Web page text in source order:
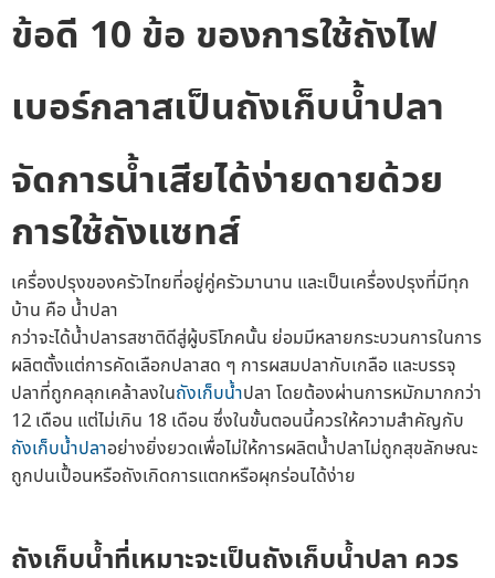
ข้อดี 10 ข้อ ของการใช้ถังไฟ
เบอร์กลาสเป็นถังเก็บน้ำปลา
จัดการน้ำเสียได้ง่ายดายด้วย
การใช้ถังแซทส์
เครื่องปรุงของครัวไทยที่อยู่คู่ครัวมานาน และเป็นเครื่องปรุงที่มีทุก
บ้าน คือ น้ำปลา
กว่าจะได้น้ำปลารสชาติดีสู่ผู้บริโภคนั้น ย่อมมีหลายกระบวนการในการ
ผลิตตั้งแต่การคัดเลือกปลาสด ๆ การผสมปลากับเกลือ และบรรจุ
ปลาที่ถูกคลุกเคล้าลงในถังเก็บน้ำปลา โดยต้องผ่านการหมักมากกว่า
12 เดือน แต่ไม่เกิน 18 เดือน ซึ่งในขั้นตอนนี้ควรให้ความสำคัญกับ
ถังเก็บน้ำปลาอย่างยิ่งยวดเพื่อไม่ให้การผลิตน้ำปลาไม่ถูกสุขลักษณะ
ถูกปนเปื้อนหรือถังเกิดการแตกหรือผุกร่อนได้ง่าย
ถังเก็บน้ำที่เหมาะจะเป็นถังเก็บน้ำปลา ควร